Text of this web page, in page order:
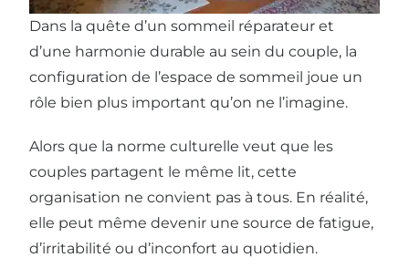
Dans la quête d’un sommeil réparateur et
d’une harmonie durable au sein du couple, la
configuration de l’espace de sommeil joue un
rôle bien plus important qu’on ne l’imagine.
Alors que la norme culturelle veut que les
couples partagent le même lit, cette
organisation ne convient pas à tous. En réalité,
elle peut même devenir une source de fatigue,
d’irritabilité ou d’inconfort au quotidien.